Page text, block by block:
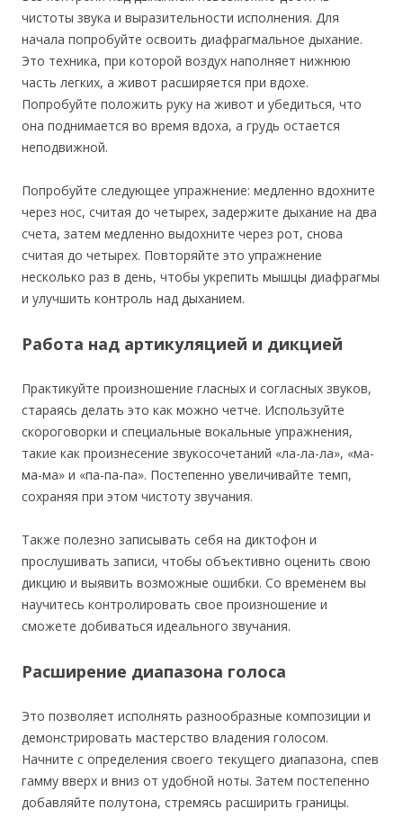
чистоты звука и выразительности исполнения. Для
начала попробуйте освоить диафрагмальное дыхание.
Это техника, при которой воздух наполняет нижнюю
часть легких, а живот расширяется при вдохе.
Попробуйте положить руку на живот и убедиться, что
она поднимается во время вдоха, а грудь остается
неподвижной.
Попробуйте следующее упражнение: медленно вдохните
через нос, считая до четырех, задержите дыхание на два
счета, затем медленно выдохните через рот, снова
считая до четырех. Повторяйте это упражнение
несколько раз в день, чтобы укрепить мышцы диафрагмы
и улучшить контроль над дыханием.
Работа над артикуляцией и дикцией
Практикуйте произношение гласных и согласных звуков,
стараясь делать это как можно четче. Используйте
скороговорки и специальные вокальные упражнения,
такие как произнесение звукосочетаний «ла-ла-ла», «ма-
ма-ма» и «па-па-па». Постепенно увеличивайте темп,
сохраняя при этом чистоту звучания.
Также полезно записывать себя на диктофон и
прослушивать записи, чтобы объективно оценить свою
дикцию и выявить возможные ошибки. Со временем вы
научитесь контролировать свое произношение и
сможете добиваться идеального звучания.
Расширение диапазона голоса
Это позволяет исполнять разнообразные композиции и
демонстрировать мастерство владения голосом.
Начните с определения своего текущего диапазона, спев
гамму вверх и вниз от удобной ноты. Затем постепенно
добавляйте полутона, стремясь расширить границы.